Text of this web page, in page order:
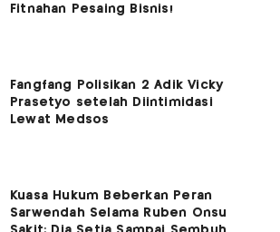
Fitnahan Pesaing Bisnis!
Fangfang Polisikan 2 Adik Vicky
Prasetyo setelah Diintimidasi
Lewat Medsos
Kuasa Hukum Beberkan Peran
Sarwendah Selama Ruben Onsu